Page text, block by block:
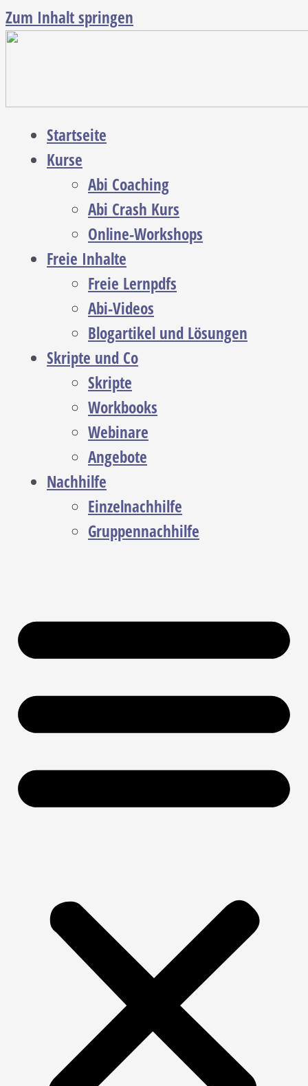
Zum Inhalt springen
Startseite
Kurse
Abi Coaching
Abi Crash Kurs
Online-Workshops
Freie Inhalte
Freie Lernpdfs
Abi-Videos
Blogartikel und Lösungen
Skripte und Co
Skripte
Workbooks
Webinare
Angebote
Nachhilfe
Einzelnachhilfe
Gruppennachhilfe